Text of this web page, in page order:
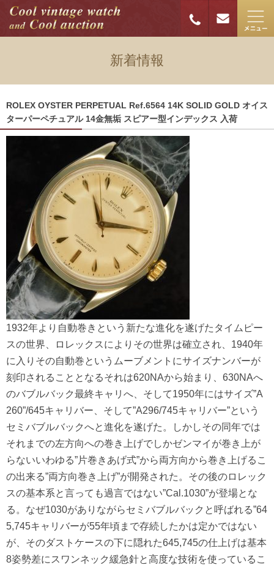
新着情報
ROLEX OYSTER PERPETUAL Ref.6564 14K SOLID GOLD オイス
ターパーペチュアル 14金無垢 スピアー型インデックス 入荷
1932年より自動巻きという新たな進化を遂げたタイムピー
スの世界、ロレックスによりその世界は確立され、1940年
に入りその自動巻というムーブメントにサイズナンバーが
刻印されることとなるそれは620NAから始まり、630NAへ
のバブルバック最終キャリへ、そして1950年にはサイズ”A
260”/645キャリバー、そして”A296/745キャリバー”という
セミバブルバックへと進化を遂げた。しかしその同年では
それまでの左方向への巻き上げでしかゼンマイが巻き上が
らないいわゆる”片巻きあげ式”から両方向から巻き上げるこ
の出来る”両方向巻き上げ”が開発された。その後のロレック
スの基本系と言っても過言ではない”Cal.1030”が登場とな
る。なぜ1030がありながらセミバブルバックと呼ばれる”64
5,745キャリバーが55年頃まで存続したかは定かではない
が、そのダストケースの下に隠れた645,745の仕上げは基本
8姿勢差にスワンネック緩急針と高度な技術を使っているこ